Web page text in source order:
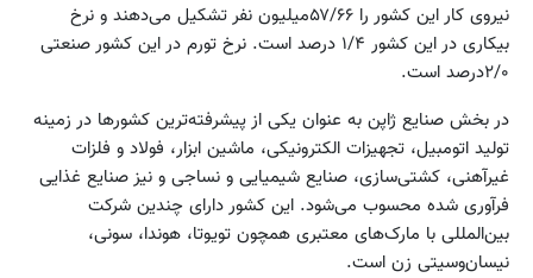
نیروی کار این کشور را ۵۷/۶۶میلیون نفر تشکیل می‌دهند و نرخ
بیکاری در این کشور ۱/۴ درصد است. نرخ تورم در این کشور صنعتی
۲/۰درصد است.
در بخش صنایع ژاپن به عنوان یکی از پیشرفته‌ترین کشورها در زمینه
تولید اتومبیل، تجهیزات الکترونیکی، ماشین ابزار، فولاد و فلزات
غیرآهنی، کشتی‌سازی، صنایع شیمیایی و نساجی و نیز صنایع غذایی
فرآوری شده محسوب می‌شود. این کشور دارای چندین شرکت
بین‌المللی با مارک‌های معتبری همچون تویوتا، هوندا، سونی،
نیسان‌وسیتی زن است.